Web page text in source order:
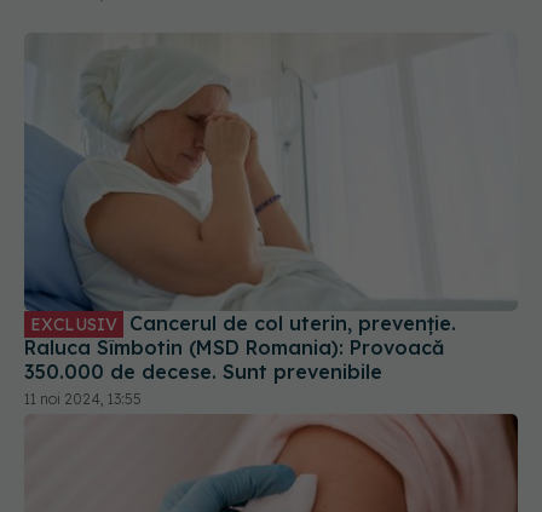
EXCLUSIV
Raluca Sîmbotin (MSD Romania): Provoacă
350.000 de decese. Sunt prevenibile
11 noi 2024, 13:55